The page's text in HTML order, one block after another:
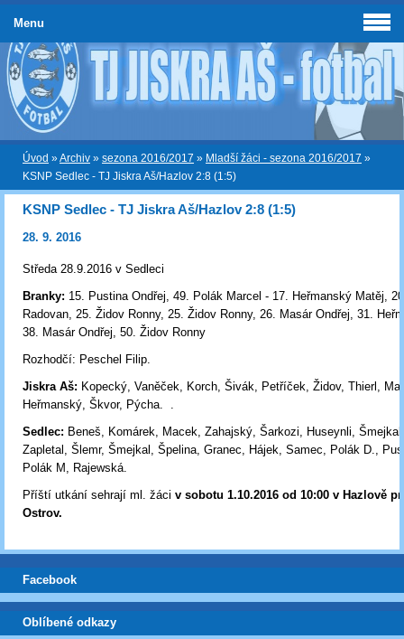
Úvod »Archiv » sezona 2016/2017 » Mladší žáci - sezona 2016/2017 »
KSNP Sedlec - TJ Jiskra Aš/Hazlov 2:8 (1:5)
KSNP Sedlec - TJ Jiskra Aš/Hazlov 2:8 (1:5)
28. 9. 2016
Středa 28.9.2016 v Sedleci
Branky: 15. Pustina Ondřej, 49. Polák Marcel - 17. Heřmanský Matěj,
Radovan, 25. Židov Ronny, 25. Židov Ronny, 26. Masár Ondřej, 31.
38. Masár Ondřej, 50. Židov Ronny
Rozhodčí: Peschel Filip.
Jiskra Aš: Kopecký, Vaněček, Korch, Šivák, Petříček, Židov, Thierl,
Heřmanský, Škvor, Pýcha. .
Sedlec: Beneš, Komárek, Macek, Zahajský, Šarkozi, Huseynli, Šmejkal,
Zapletal, Šlemr, Šmejkal, Špelina, Granec, Hájek, Samec, Polák D.,
Polák M, Rajewská.
Příští utkání sehrají ml. žáci v sobotu 1.10.2016 od 10:00 v Hazlově
Ostrov.
Menu
Facebook
Oblíbené odkazy